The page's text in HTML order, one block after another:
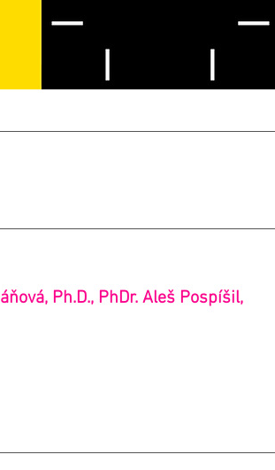
Ph.D., PhDr. Aleš Pospíšil,